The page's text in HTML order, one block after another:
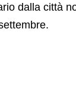
dalla città